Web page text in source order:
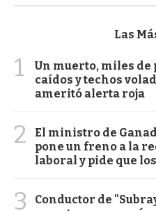
Las
1
Un muerto, miles de
caídos y techos
ameritó alerta roja
2
El ministro de
pone un freno a la
laboral y pide que
3
Conductor de